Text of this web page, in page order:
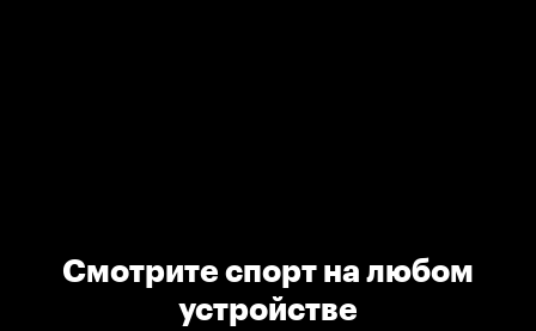
Смотрите спорт на любом
устройстве